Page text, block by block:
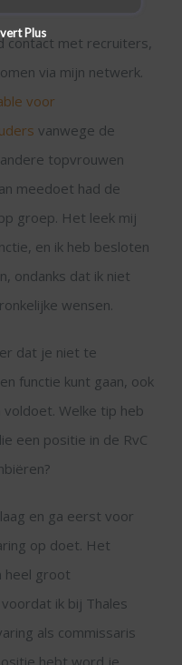
contact met recruiters,
via mijn netwerk.
voor
vanwege de
topvrouwen
meedoet had de
groep. Het leek mij
en ik heb besloten
ondanks dat ik niet
wensen.
dat je niet te
functie kunt gaan, ook
Welke tip heb
een positie in de RvC
en ga eerst voor
op doet. Het
heel groot
ik bij Thales
als commissaris
Plus